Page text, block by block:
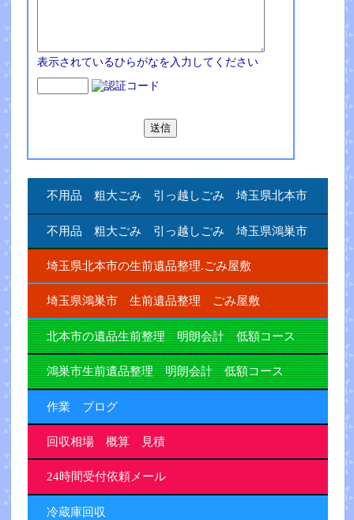
表示されているひらがなを入力してください
不用品 粗大ごみ 引っ越しごみ 埼玉県北本市
不用品 粗大ごみ 引っ越しごみ 埼玉県鴻巣市
埼玉県北本市の生前遺品整理.ごみ屋敷
埼玉県鴻巣市 生前遺品整理 ごみ屋敷
北本市の遺品生前整理 明朗会計 低額コース
鴻巣市生前遺品整理 明朗会計 低額コース
作業 ブログ
回収相場 概算 見積
24時間受付依頼メール
冷蔵庫回収